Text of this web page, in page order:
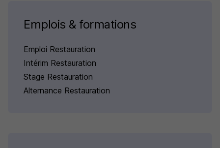
Emplois & formations
Emploi Restauration
Intérim Restauration
Stage Restauration
Alternance Restauration